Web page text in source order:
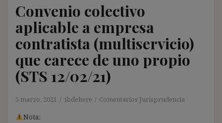
Convenio colectivo
aplicable a empresa
contratista (multiservicio)
que carece de uno propio
(STS 12/02/21)
5 marzo, 2021 ibdehere Comentarios Jurisprudencia
Nota: